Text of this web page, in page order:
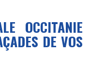
OCCITANIE
DE VOS